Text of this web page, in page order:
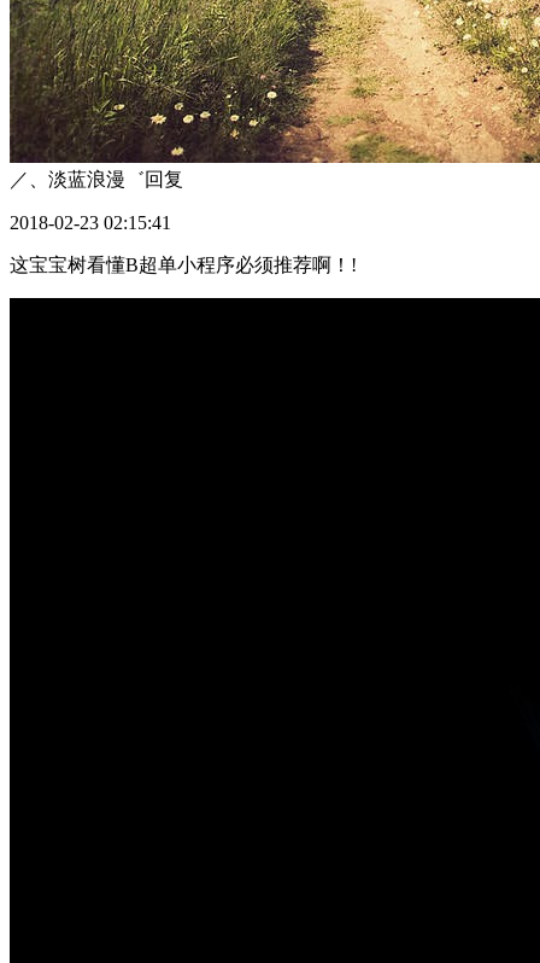
／、淡蓝浪漫゛回复
2018-02-23 02:15:41
这宝宝树看懂B超单小程序必须推荐啊！!